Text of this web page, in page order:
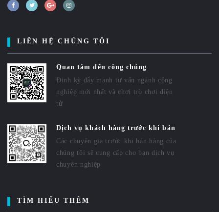
LIÊN HỆ CHÚNG TÔI
Quan tâm đến công chúng
Định kỳ đẩy mạnh tư vấn ngành công
nghiệp mới nhất và chơi trò chơi điện
tử
Dịch vụ khách hàng trước khi bán
Các chuyên gia trước khi bán hàng của
chúng tôi sẽ cung cấp cho bạn dịch vụ
chuyên nghiệp
TÌM HIỂU THÊM